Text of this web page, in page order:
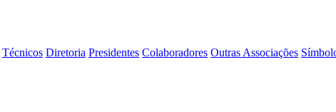
Técnicos Diretoria Presidentes Colaboradores Outras Associações